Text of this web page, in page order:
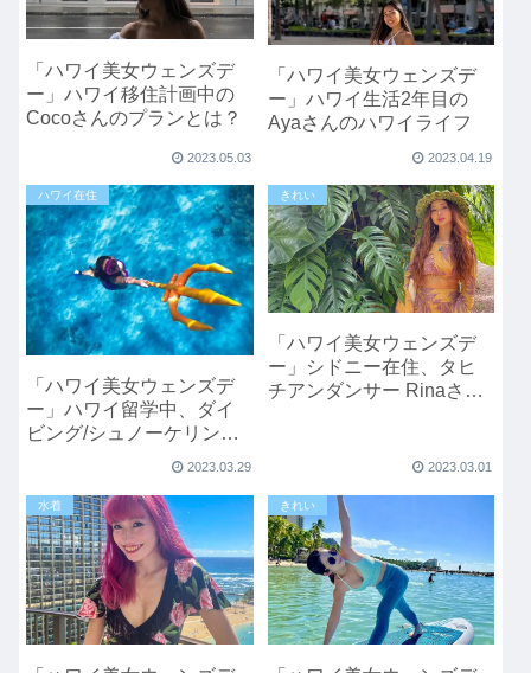
「ハワイ美女ウェンズデ
ー」ハワイ移住計画中の
Cocoさんのプランとは？
2023.05.03
「ハワイ美女ウェンズデ
ー」ハワイ生活2年目の
Ayaさんのハワイライフ
2023.04.19
ハワイ在住
「ハワイ美女ウェンズデ
ー」ハワイ留学中、ダイ
ビング/シュノーケリング
が趣味のRINさんのハワイ
2023.03.29
きれい
「ハワイ美女ウェンズデ
ー」シドニー在住、タヒ
チアンダンサー Rinaさん
2023.03.01
水着 きれい